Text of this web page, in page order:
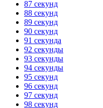
87 секунд
88 секунд
89 секунд
90 секунд
91 секунда
92 секунды
93 секунды
94 секунды
95 секунд
96 секунд
97 секунд
98 секунд